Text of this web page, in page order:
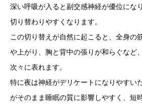
深い呼吸が入ると副交感神経が優位にな
切り替わりやすくなります。
この切り替えが自然に起こると、全身の
や上がり、胸と背中の張りが和らぐなど
次々に表れます。
特に夜は神経がデリケートになりやすい
がそのまま睡眠の質に影響しやすく、短